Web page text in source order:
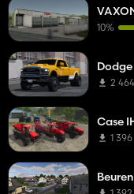
10%
Dodge
2 464
Case
1 396
Beuren